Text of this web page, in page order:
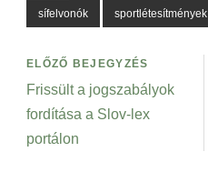
sífelvonók sportlétesítmények
ELŐZŐ BEJEGYZÉS
Frissült a jogszabályok
fordítása a Slov-lex
portálon